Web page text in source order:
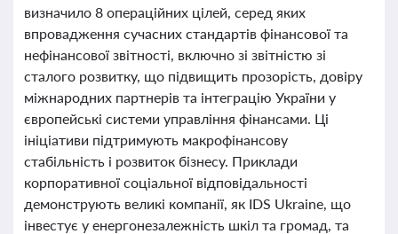
визначило 8 операційних цілей, серед яких
впровадження сучасних стандартів фінансової та
нефінансової звітності, включно зі звітністю зі
сталого розвитку, що підвищить прозорість, довіру
міжнародних партнерів та інтеграцію України у
європейські системи управління фінансами. Ці
ініціативи підтримують макрофінансову
стабільність і розвиток бізнесу. Приклади
корпоративної соціальної відповідальності
демонструють великі компанії, як IDS Ukraine, що
інвестує у енергонезалежність шкіл та громад, та